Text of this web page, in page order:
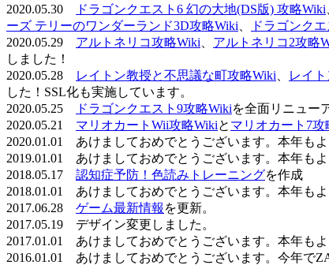
2020.05.30
ドラゴンクエスト6 幻の大地(DS版) 攻略Wiki
ーズ テリーのワンダーランド3D攻略Wiki
ドラゴンク
2020.05.29 アルトネリコ攻略Wiki アルトネリコ2攻略
しました！
2020.05.28
レイトン教授と不思議な町攻略Wiki レイ
した！SSL化も実施しています。
2020.05.25
ドラゴンクエスト9攻略Wikiを全面リニュー
2020.05.21 マリオカートWii攻略Wikiと マリオカート7攻
2020.01.01 あけましておめでとうございます。本年もよ
2019.01.01 あけましておめでとうございます。本年もよ
2018.05.17 認知症予防！色読みトレーニングを作成
2018.01.01 あけましておめでとうございます。本年もよ
2017.06.28 ゲーム最新情報 を更新。
2017.05.19 デザイン変更しました。
2017.01.01 あけましておめでとうございます。本年もよ
2016.01.01 あけましておめでとうございます。今年で